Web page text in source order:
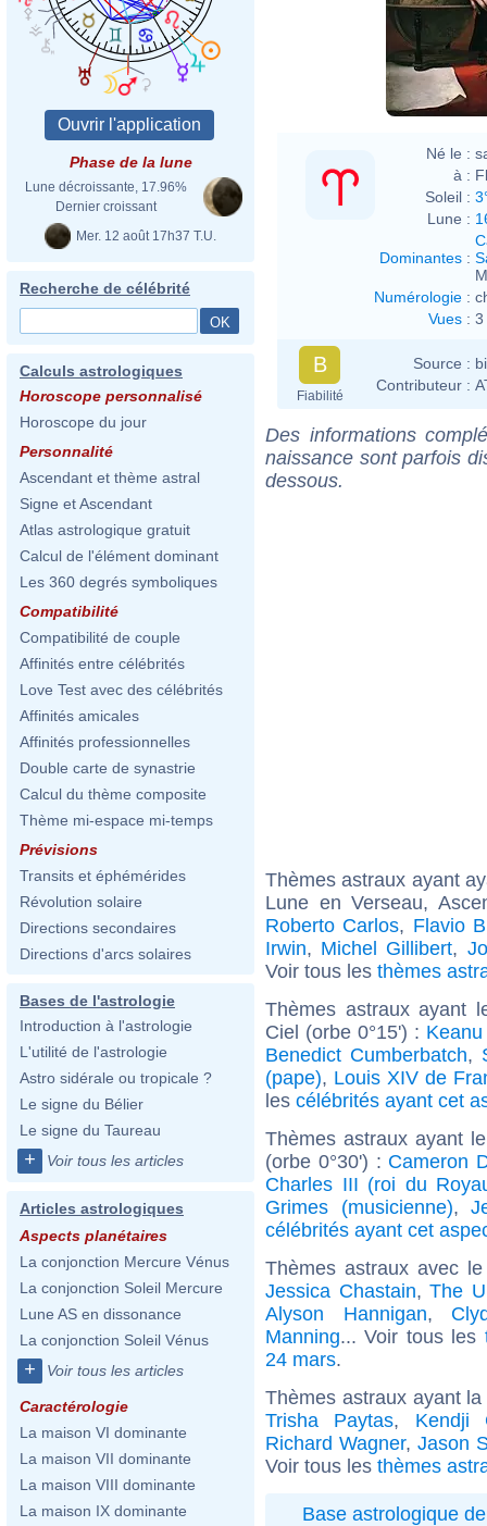
Phase de la lune
Lune décroissante, 17.96%
Dernier croissant
Mer. 12 août 17h37 T.U.
Recherche de célébrité
Calculs astrologiques
Horoscope personnalisé
Horoscope du jour
Personnalité
Ascendant et thème astral
Signe et Ascendant
Atlas astrologique gratuit
Calcul de l'élément dominant
Les 360 degrés symboliques
Compatibilité
Compatibilité de couple
Affinités entre célébrités
Love Test avec des célébrités
Affinités amicales
Affinités professionnelles
Double carte de synastrie
Calcul du thème composite
Thème mi-espace mi-temps
Prévisions
Transits et éphémérides
Révolution solaire
Directions secondaires
Directions d'arcs solaires
Bases de l'astrologie
Introduction à l'astrologie
L'utilité de l'astrologie
Astro sidérale ou tropicale ?
Le signe du Bélier
Le signe du Taureau
+ Voir tous les articles
Articles astrologiques
Aspects planétaires
La conjonction Mercure Vénus
La conjonction Soleil Mercure
Lune AS en dissonance
La conjonction Soleil Vénus
+ Voir tous les articles
Caractérologie
La maison VI dominante
La maison VII dominante
La maison VIII dominante
La maison IX dominante
Né le :
à :
Soleil :
Lune :
Dominantes :
Numérologie :
Vues : 3
B
Fiabilité
Source :
Contributeur :
Des informations
naissance sont parfois
dessous.
Thèmes astraux ayant
Lune en Verseau,
Roberto Carlos, Flavio
Irwin, Michel Gillibert,
Voir tous les thèmes
Thèmes astraux ayant
Ciel (orbe 0°15') :
Benedict Cumberbatch,
(pape), Louis XIV de
les célébrités ayant cet
Thèmes astraux ayant
(orbe 0°30') : Cameron
Charles III (roi du
Grimes (musicienne),
célébrités ayant cet
Thèmes astraux avec
Jessica Chastain,The
Alyson Hannigan,
Manning... Voir tous les
24 mars.
Thèmes astraux ayant
Trisha Paytas, Kendji
Richard Wagner, Jason
Voir tous les thèmes
Base astrologique